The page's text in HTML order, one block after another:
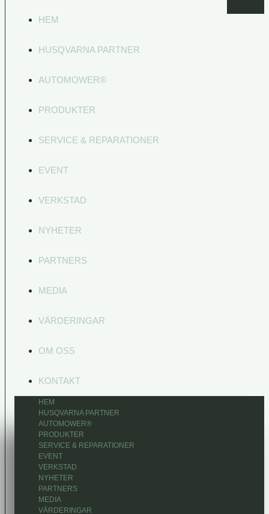
HEM
HUSQVARNA PARTNER
AUTOMOWER®
PRODUKTER
SERVICE & REPARATIONER
EVENT
VERKSTAD
NYHETER
PARTNERS
MEDIA
VÄRDERINGAR
OM OSS
KONTAKT
HEM
HUSQVARNA PARTNER
AUTOMOWER®
PRODUKTER
SERVICE & REPARATIONER
EVENT
VERKSTAD
NYHETER
PARTNERS
MEDIA
VÄRDERINGAR